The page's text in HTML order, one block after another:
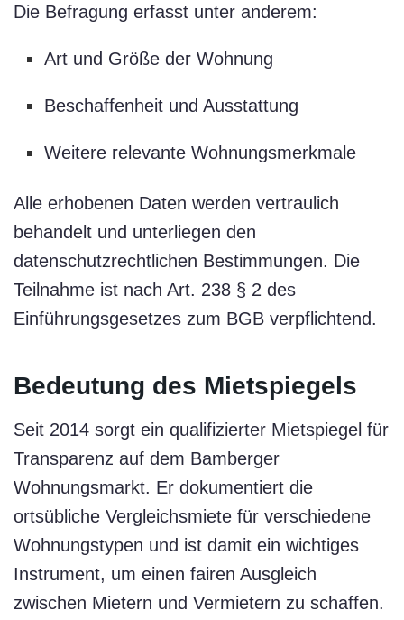
Die Befragung erfasst unter anderem:
Art und Größe der Wohnung
Beschaffenheit und Ausstattung
Weitere relevante Wohnungsmerkmale
Alle erhobenen Daten werden vertraulich
behandelt und unterliegen den
datenschutzrechtlichen Bestimmungen. Die
Teilnahme ist nach Art. 238 § 2 des
Einführungsgesetzes zum BGB verpflichtend.
Bedeutung des Mietspiegels
Seit 2014 sorgt ein qualifizierter Mietspiegel für
Transparenz auf dem Bamberger
Wohnungsmarkt. Er dokumentiert die
ortsübliche Vergleichsmiete für verschiedene
Wohnungstypen und ist damit ein wichtiges
Instrument, um einen fairen Ausgleich
zwischen Mietern und Vermietern zu schaffen.